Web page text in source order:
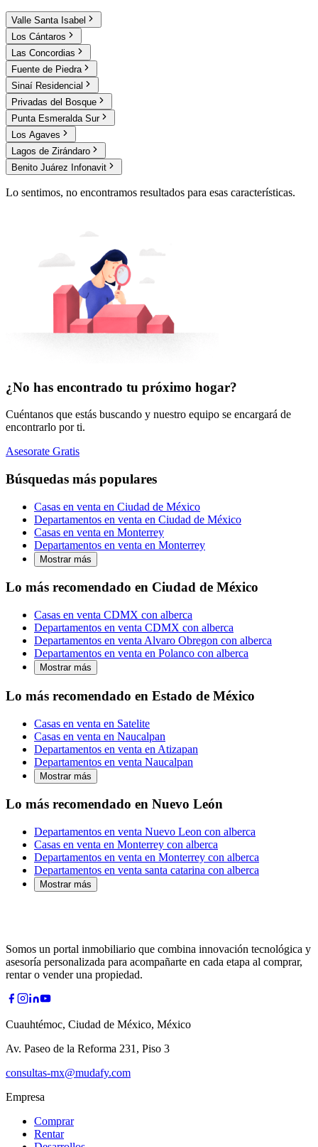
Valle Santa Isabel
Los Cántaros
Las Concordias
Fuente de Piedra
Sinaí Residencial
Privadas del Bosque
Punta Esmeralda Sur
Los Agaves
Lagos de Zirándaro
Benito Juárez Infonavit
Lo sentimos, no encontramos resultados para esas características.
¿No has encontrado tu próximo hogar?
Cuéntanos que estás buscando y nuestro equipo se encargará de
encontrarlo por ti.
Asesorate Gratis
Búsquedas más populares
Casas en venta en Ciudad de México
Departamentos en venta en Ciudad de México
Casas en venta en Monterrey
Departamentos en venta en Monterrey
Mostrar más
Lo más recomendado en Ciudad de México
Casas en venta CDMX con alberca
Departamentos en venta CDMX con alberca
Departamentos en venta Alvaro Obregon con alberca
Departamentos en venta en Polanco con alberca
Mostrar más
Lo más recomendado en Estado de México
Casas en venta en Satelite
Casas en venta en Naucalpan
Departamentos en venta en Atizapan
Departamentos en venta Naucalpan
Mostrar más
Lo más recomendado en Nuevo León
Departamentos en venta Nuevo Leon con alberca
Casas en venta en Monterrey con alberca
Departamentos en venta en Monterrey con alberca
Departamentos en venta santa catarina con alberca
Mostrar más
Somos un portal inmobiliario que combina innovación tecnológica y
asesoría personalizada para acompañarte en cada etapa al comprar,
rentar o vender una propiedad.
Cuauhtémoc, Ciudad de México, México
Av. Paseo de la Reforma 231, Piso 3
consultas-mx@mudafy.com
Empresa
Comprar
Rentar